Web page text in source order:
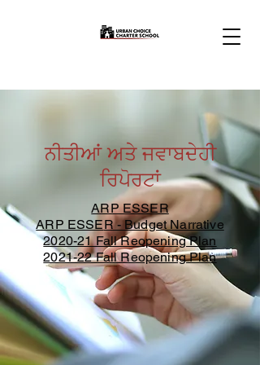
ਨੀਤੀਆਂ ਅਤੇ ਜਵਾਬਦੇਹੀ
ਰਿਪੋਰਟਾਂ
ARP ESSER
ARP ESSER - Budget Narrative
2020-21 Fall Reopening Plan
2021-22 Fall Reopening Plan